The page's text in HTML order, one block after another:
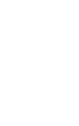
убедитесь, что
правила